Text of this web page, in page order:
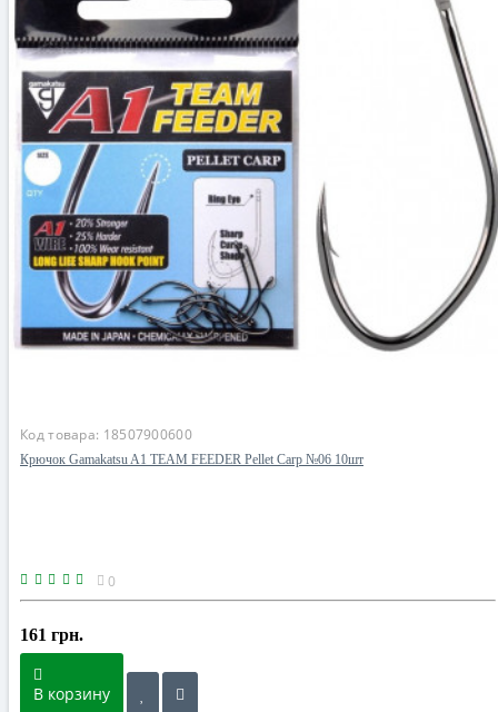
Код товара: 18507900600
Крючок Gamakatsu A1 TEAM FEEDER Pellet Carp №06 10шт
0
161 грн.
В корзину